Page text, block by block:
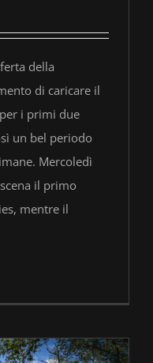
della
di caricare il
i primi due
un bel periodo
Mercoledì
il primo
mentre il